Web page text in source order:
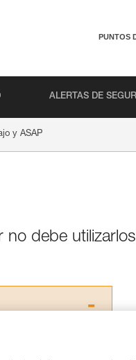
PUNTOS
ALERTAS DE
y ASAP
no debe utilizarlos
antes de
comprender